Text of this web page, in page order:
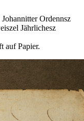
Ordennsz
Jährlichesz
auf Papier.